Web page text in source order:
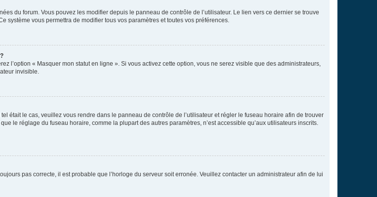
du forum. Vous pouvez les modifier depuis le panneau de contrôle de l’utilisateur. Le lien vers ce dernier se trouve
système vous permettra de modifier tous vos paramètres et toutes vos préférences.
l’option « Masquer mon statut en ligne ». Si vous activez cette option, vous ne serez visible que des administrateurs,
invisible.
était le cas, veuillez vous rendre dans le panneau de contrôle de l’utilisateur et régler le fuseau horaire afin de trouver
le réglage du fuseau horaire, comme la plupart des autres paramètres, n’est accessible qu’aux utilisateurs inscrits.
pas correcte, il est probable que l’horloge du serveur soit erronée. Veuillez contacter un administrateur afin de lui